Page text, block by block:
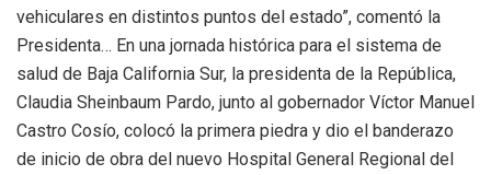
vehiculares en distintos puntos del estado”, comentó la
Presidenta… En una jornada histórica para el sistema de
salud de Baja California Sur, la presidenta de la República,
Claudia Sheinbaum Pardo, junto al gobernador Víctor Manuel
Castro Cosío, colocó la primera piedra y dio el banderazo
de inicio de obra del nuevo Hospital General Regional del